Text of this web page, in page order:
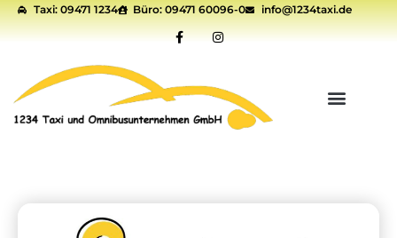
springen
Taxi: 09471 1234 Büro: 09471 60096-0 info@1234taxi.de